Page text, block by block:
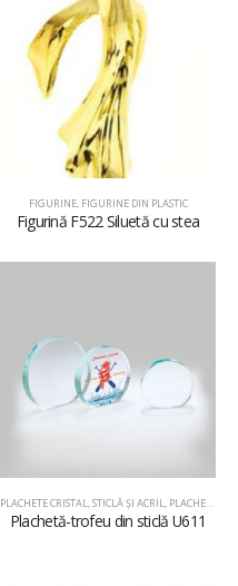
FIGURINE, FIGURINE DIN PLASTIC
Figurină F522 Siluetă cu stea
PLACHETE CRISTAL, STICLĂ ŞI ACRIL, PLACHETE DIN STICLĂ
Plachetă-trofeu din sticlă U611